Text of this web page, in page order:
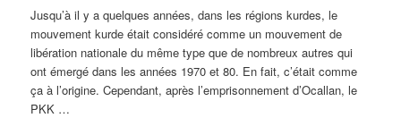
Jusqu’à il y a quelques années, dans les régions kurdes, le
mouvement kurde était considéré comme un mouvement de
libération nationale du même type que de nombreux autres qui
ont émergé dans les années 1970 et 80. En fait, c’était comme
ça à l’origine. Cependant, après l’emprisonnement d’Ocallan, le
PKK …